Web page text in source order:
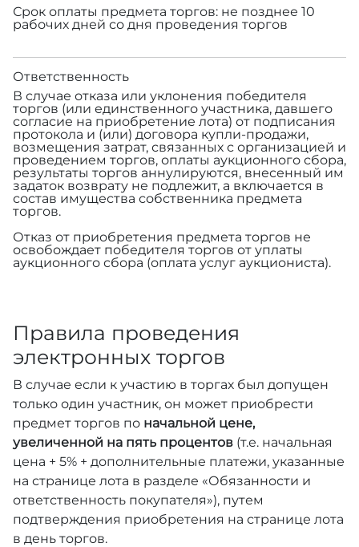
Срок оплаты предмета торгов: не позднее 10
рабочих дней со дня проведения торгов
Ответственность
В случае отказа или уклонения победителя
торгов (или единственного участника, давшего
согласие на приобретение лота) от подписания
протокола и (или) договора купли-продажи,
возмещения затрат, связанных с организацией и
проведением торгов, оплаты аукционного сбора,
результаты торгов аннулируются, внесенный им
задаток возврату не подлежит, а включается в
состав имущества собственника предмета
торгов.
Отказ от приобретения предмета торгов не
освобождает победителя торгов от уплаты
аукционного сбора (оплата услуг аукциониста).
Правила проведения
электронных торгов
В случае если к участию в торгах был допущен
только один участник, он может приобрести
предмет торгов по начальной цене,
увеличенной на пять процентов (т.е. начальная
цена + 5% + дополнительные платежи, указанные
на странице лота в разделе «Обязанности и
ответственность покупателя»), путем
подтверждения приобретения на странице лота
в день торгов.